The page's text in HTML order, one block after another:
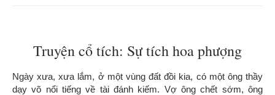
Truyện cổ tích: Sự tích hoa phượng
Ngày xưa, xưa lắm, ở một vùng đất đồi kia, có một ông thầy
dạy võ nổi tiếng về tài đánh kiếm. Vợ ông chết sớm, ông